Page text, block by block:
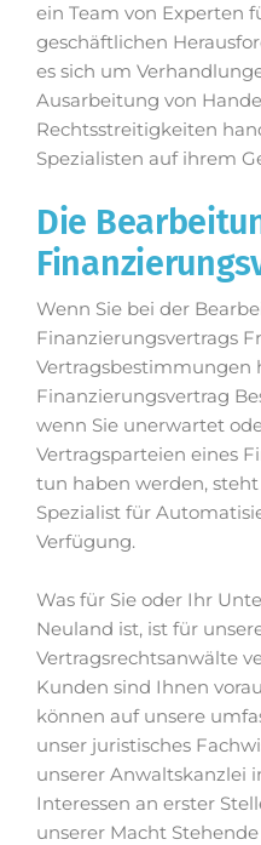
ein Team von Experten
geschäftlichen
es sich um
Ausarbeitung von
Rechtsstreitigkeiten
Spezialisten auf ihrem
Die
Wenn Sie bei der
Finanzierungsvertrags
Vertragsbestimmungen
Finanzierungsvertrag
wenn Sie unerwartet
Vertragsparteien eines
tun haben werden,
Spezialist für
Verfügung.
Was für Sie oder Ihr
Neuland ist, ist für
Vertragsrechtsanwälte
Kunden sind Ihnen
können auf unsere
unser juristisches
unserer Anwaltskanzlei
Interessen an erster
unserer Macht